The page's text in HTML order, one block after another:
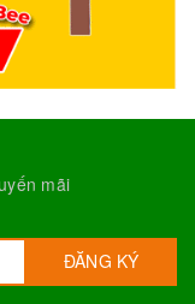
mãi
ĐĂNG KÝ